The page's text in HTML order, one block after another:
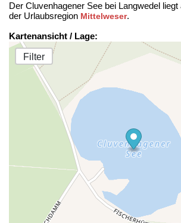
Der Cluvenhagener See bei Langwedel
der Urlaubsregion Mittelweser.
Kartenansicht / Lage:
Filter